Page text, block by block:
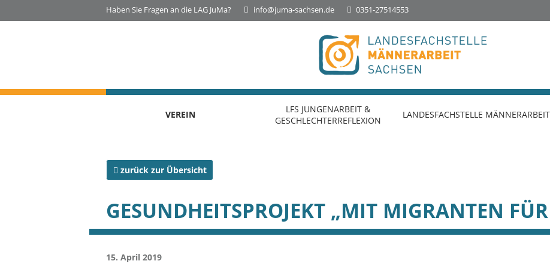
Haben Sie Fragen an die LAG JuMa? info@juma-sachsen.de 0351-27514553
Geschlechterreflexion
VEREIN
LFS JUNGENARBEIT &
GESCHLECHTERREFLEXION
LANDESFACHSTELLE MÄNNERARBEIT
zurück zur Übersicht
GESUNDHEITSPROJEKT „MIT MIGRANTEN
15. April 2019